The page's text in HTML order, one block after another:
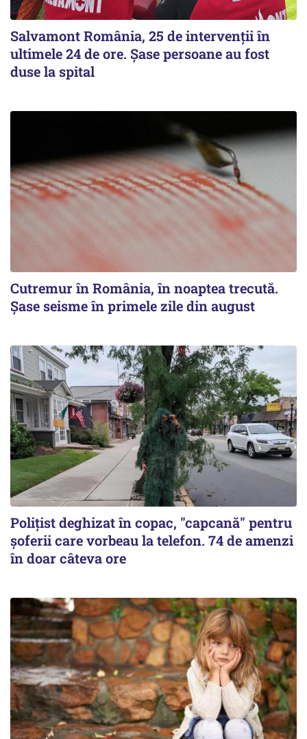
Salvamont România, 25 de intervenții în
ultimele 24 de ore. Șase persoane au fost
duse la spital
Cutremur în România, în noaptea trecută.
Șase seisme în primele zile din august
Polițist deghizat în copac, "capcană" pentru
șoferii care vorbeau la telefon. 74 de amenzi
în doar câteva ore